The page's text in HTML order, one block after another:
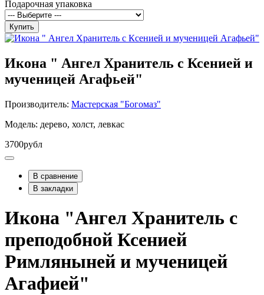
Подарочная упаковка
Купить
Икона " Ангел Хранитель с Ксенией и
мученицей Агафьей"
Производитель: Мастерская "Богомаз"
Модель: дерево, холст, левкас
3700рубл
В сравнение
В закладки
Икона "Ангел Хранитель с
преподобной Ксенией
Римляныней и мученицей
Агафией"